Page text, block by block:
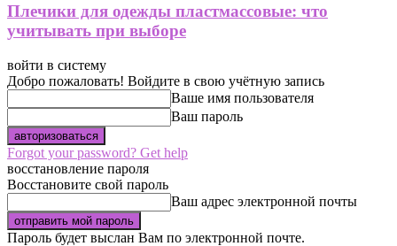
Плечики для одежды пластмассовые: что
учитывать при выборе
войти в систему
Добро пожаловать! Войдите в свою учётную запись
Ваше имя пользователя
Ваш пароль
Forgot your password? Get help
восстановление пароля
Восстановите свой пароль
Ваш адрес электронной почты
Пароль будет выслан Вам по электронной почте.